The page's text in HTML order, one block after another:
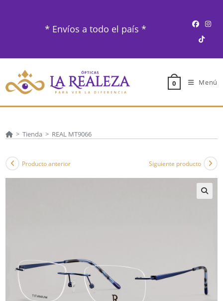
* Envíos a todo el país *
0 Menú
> Tienda > REAL MT9066
Producto anterior Siguiente producto